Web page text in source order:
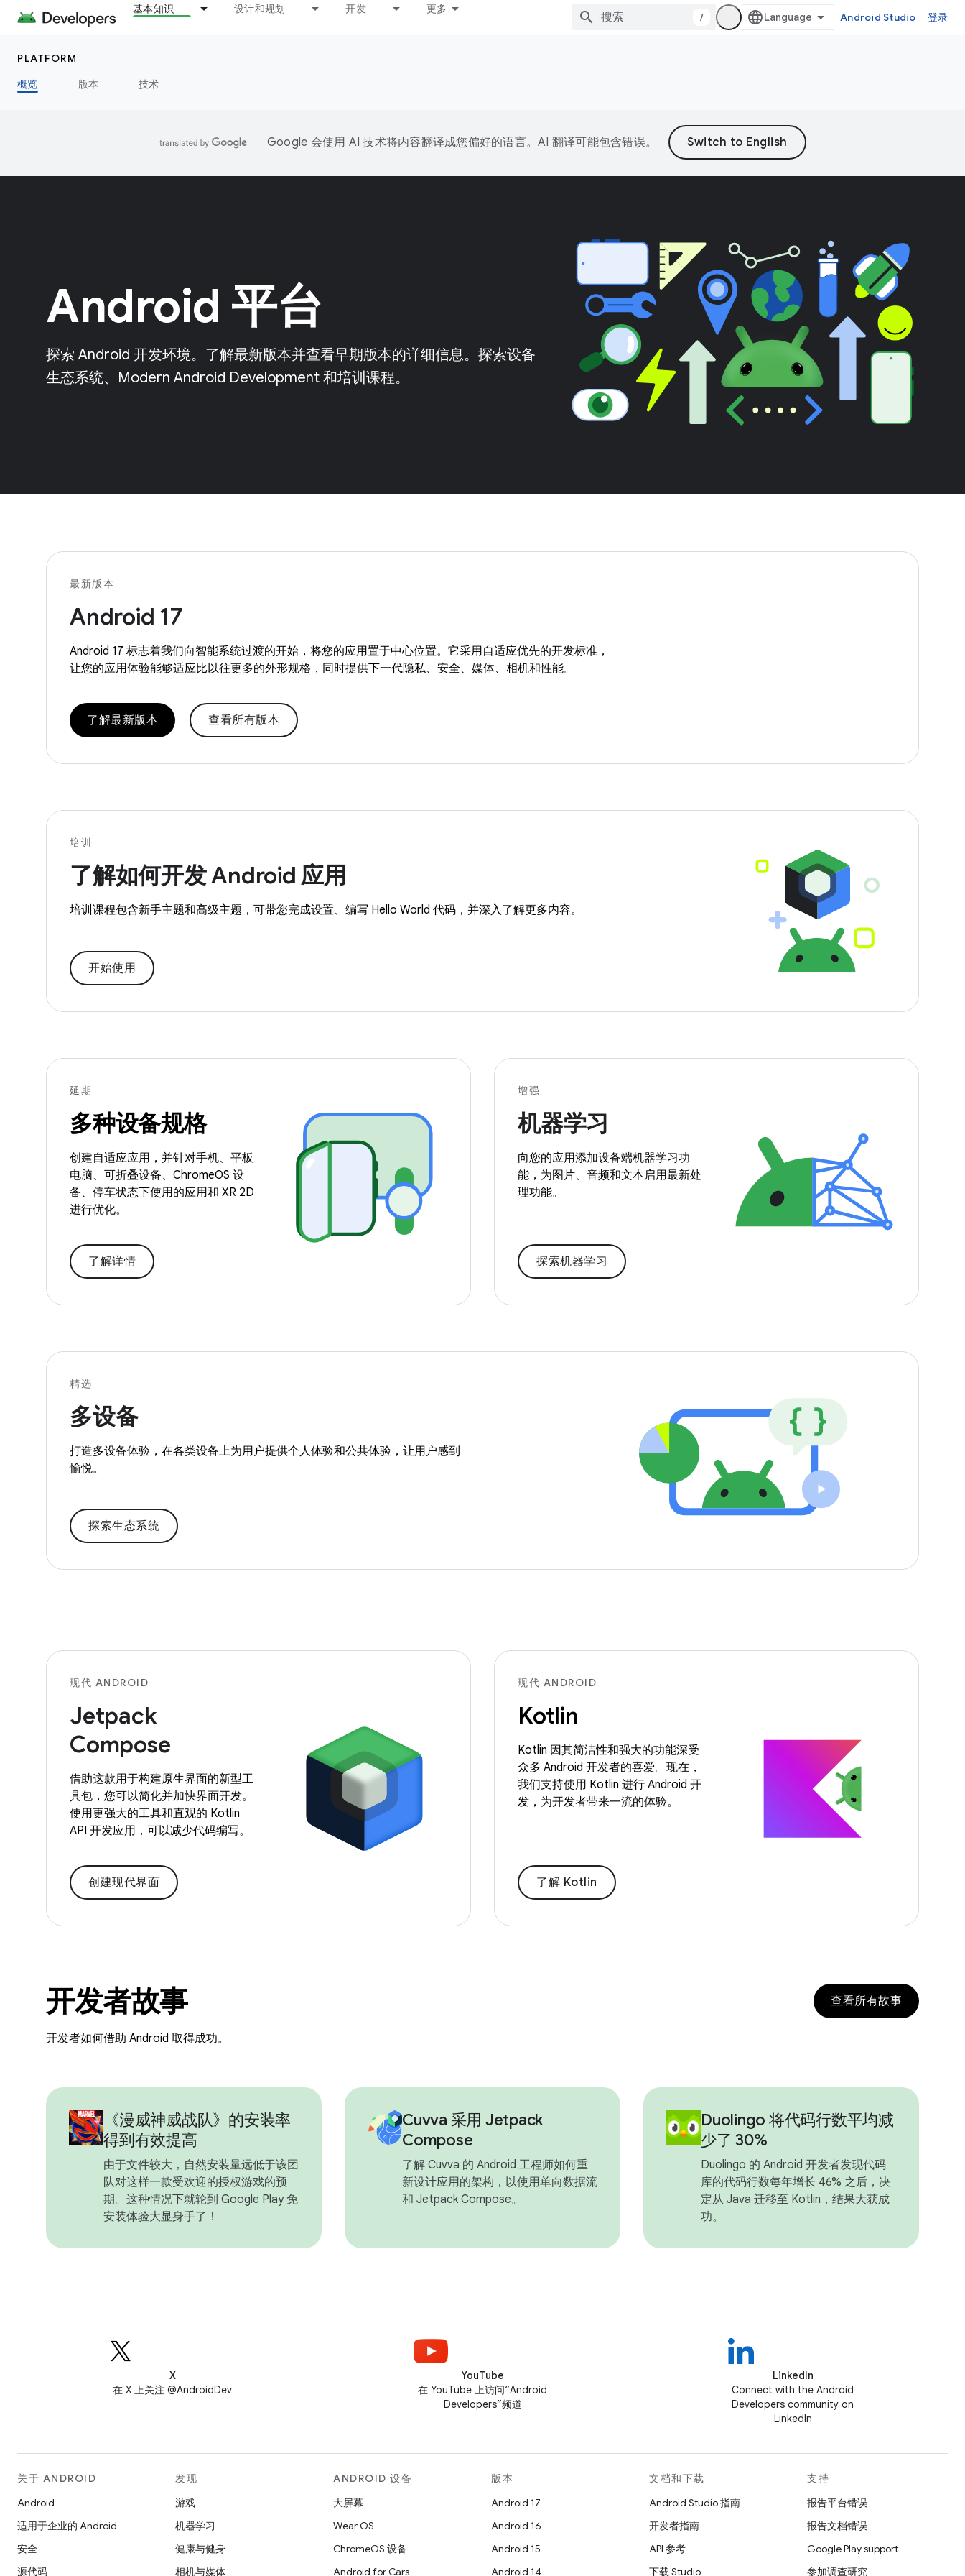
基本知识 设计和规划 开发 更多
/ Android Studio 登录
PLATFORM
概览
版本 技术
Google 会使用 AI 技术将内容翻译成您偏好的语言。AI 翻译可能包含错误。
Android 平台
探索 Android 开发环境。了解最新版本并查看早期版本的详细信息。探索设备
生态系统、Modern Android Development 和培训课程。
最新版本
Android 17
Android 17 标志着我们向智能系统过渡的开始，将您的应用置于中心位置。它采用自适应优先的开发标准，
让您的应用体验能够适应比以往更多的外形规格，同时提供下一代隐私、安全、媒体、相机和性能。
了解最新版本 查看所有版本
培训
了解如何开发 Android 应用
培训课程包含新手主题和高级主题，可带您完成设置、编写 Hello World 代码，并深入了解更多内容。
开始使用
延期
多种设备规格
创建自适应应用，并针对手机、平板
电脑、可折叠设备、ChromeOS 设
备、停车状态下使用的应用和 XR 2D
进行优化。
了解详情
增强
机器学习
向您的应用添加设备端机器学习功
能，为图片、音频和文本启用最新处
理功能。
探索机器学习
精选
多设备
打造多设备体验，在各类设备上为用户提供个人体验和公共体验，让用户感到
愉悦。
探索生态系统
现代 ANDROID
Jetpack
Compose
借助这款用于构建原生界面的新型工
具包，您可以简化并加快界面开发。
使用更强大的工具和直观的 Kotlin
API 开发应用，可以减少代码编写。
创建现代界面
现代 ANDROID
Kotlin
Kotlin 因其简洁性和强大的功能深受
众多 Android 开发者的喜爱。现在，
我们支持使用 Kotlin 进行 Android 开
发，为开发者带来一流的体验。
了解 Kotlin
开发者故事
开发者如何借助 Android 取得成功。
查看所有故事
《漫威神威战队》的安装率
得到有效提高
由于文件较大，自然安装量远低于该团
队对这样一款受欢迎的授权游戏的预
期。这种情况下就轮到 Google Play 免
安装体验大显身手了！
Cuvva 采用 Jetpack
Compose
了解 Cuvva 的 Android 工程师如何重
新设计应用的架构，以使用单向数据流
和 Jetpack Compose。
Duolingo 将代码行数平均减
少了 30%
Duolingo 的 Android 开发者发现代码
库的代码行数每年增长 46% 之后，决
定从 Java 迁移至 Kotlin，结果大获成
功。
X
在 X 上关注 @AndroidDev
YouTube
在 YouTube 上访问“Android
Developers”频道
LinkedIn
Connect with the Android
Developers community on
LinkedIn
关于 ANDROID
Android
适用于企业的 Android
安全
源代码
发现
游戏
机器学习
健康与健身
相机与媒体
ANDROID 设备
大屏幕
Wear OS
ChromeOS 设备
Android for Cars
版本
Android 17
Android 16
Android 15
Android 14
文档和下载
Android Studio 指南
开发者指南
API 参考
下载 Studio
支持
报告平台错误
报告文档错误
Google Play support
参加调查研究